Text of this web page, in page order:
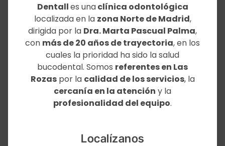
Dentalles unaclínica odontológica
localizada en la zona Norte de Madrid,
dirigida por la Dra. Marta Pascual Palma,
con más de 20 años de trayectoria, en los
cuales la prioridad ha sido la salud
bucodental. Somos referentes en Las
Rozaspor la calidad de los servicios, la
cercanía en la atención y la
profesionalidad del equipo.
Localízanos